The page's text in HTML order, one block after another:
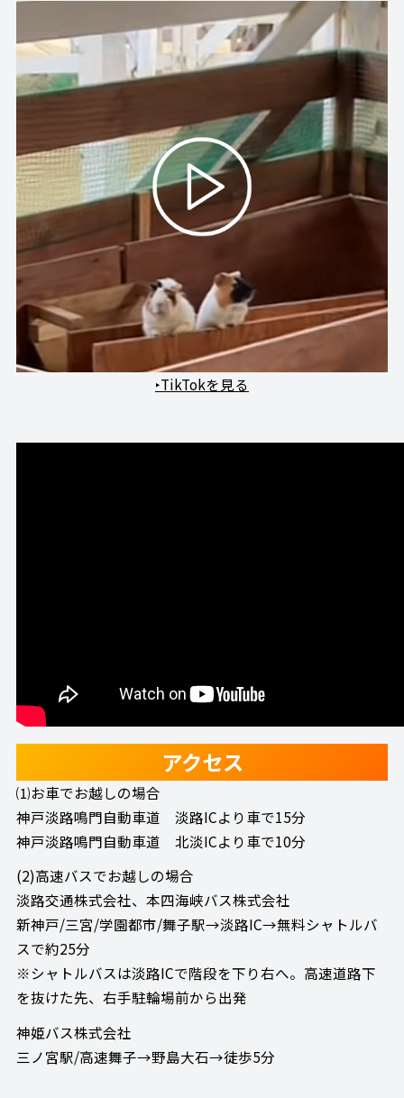
‣TikTokを見る
アクセス
⑴お車でお越しの場合
神戸淡路鳴門自動車道 淡路ICより車で15分
神戸淡路鳴門自動車道 北淡ICより車で10分
(2)高速バスでお越しの場合
淡路交通株式会社、本四海峡バス株式会社
新神戸/三宮/学園都市/舞子駅→淡路IC→無料シャトルバ
スで約25分
※シャトルバスは淡路ICで階段を下り右へ。高速道路下
を抜けた先、右手駐輪場前から出発
神姫バス株式会社
三ノ宮駅/高速舞子→野島大石→徒歩5分